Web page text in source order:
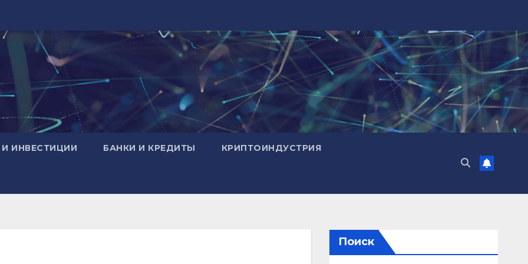
И ИНВЕСТИЦИИ БАНКИ И КРЕДИТЫ КРИПТОИНДУСТРИЯ
Поиск